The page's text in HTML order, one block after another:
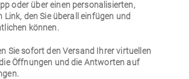
oder über einen personalisierten,
Link, den Sie überall einfügen und
können.
Sie sofort den Versand Ihrer virtuellen
Öffnungen und die Antworten auf